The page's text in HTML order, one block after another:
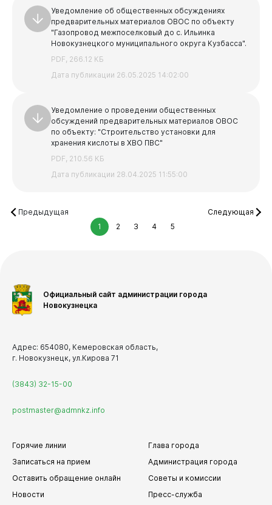
Уведомление об общественных обсуждениях
предварительных материалов ОВОС по объекту
"Газопровод межпоселковый до с. Ильинка
Новокузнецкого муниципального округа Кузбасса".
PDF, 266.12 КБ
Дата публикации 26.05.2025 14:02:00
Уведомление о проведении общественных
обсуждений предварительных материалов ОВОС
по объекту: "Строительство установки для
хранения кислоты в ХВО ПВС"
PDF, 210.56 КБ
Дата публикации 28.04.2025 11:55:00
Предыдущая
1
2 3 4 5
Следующая
Официальный сайт администрации города
Новокузнецка
Адрес: 654080, Кемеровская область,
г. Новокузнецк, ул.Кирова 71
(3843) 32-15-00
postmaster@admnkz.info
Горячие линии
Записаться на прием
Оставить обращение онлайн
Новости
Глава города
Администрация города
Советы и комиссии
Пресс-служба